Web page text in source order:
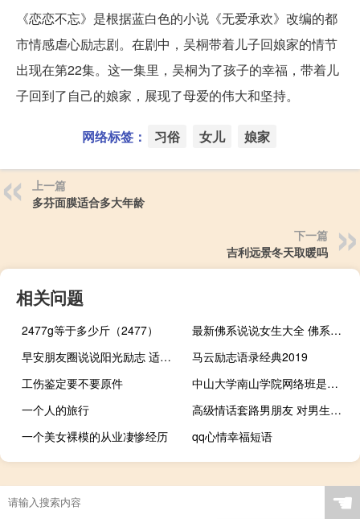
《恋恋不忘》是根据蓝白色的小说《无爱承欢》改编的都
市情感虐心励志剧。在剧中，吴桐带着儿子回娘家的情节
出现在第22集。这一集里，吴桐为了孩子的幸福，带着儿
子回到了自己的娘家，展现了母爱的伟大和坚持。
网络标签： 习俗 女儿 娘家
上一篇
多芬面膜适合多大年龄
下一篇
吉利远景冬天取暖吗
相关问题
2477g等于多少斤（2477）
最新佛系说说女生大全 佛系少女发朋友圈的说说短句
早安朋友圈说说阳光励志 适合早上发的朋友圈说说
马云励志语录经典2019
工伤鉴定要不要原件
中山大学南山学院网络班是正规大学吗拿的是本科学历吗 中山大学网络电视
一个人的旅行
高级情话套路男朋友 对男生说的撩人情话
一个美女裸模的从业凄惨经历
qq心情幸福短语
☚